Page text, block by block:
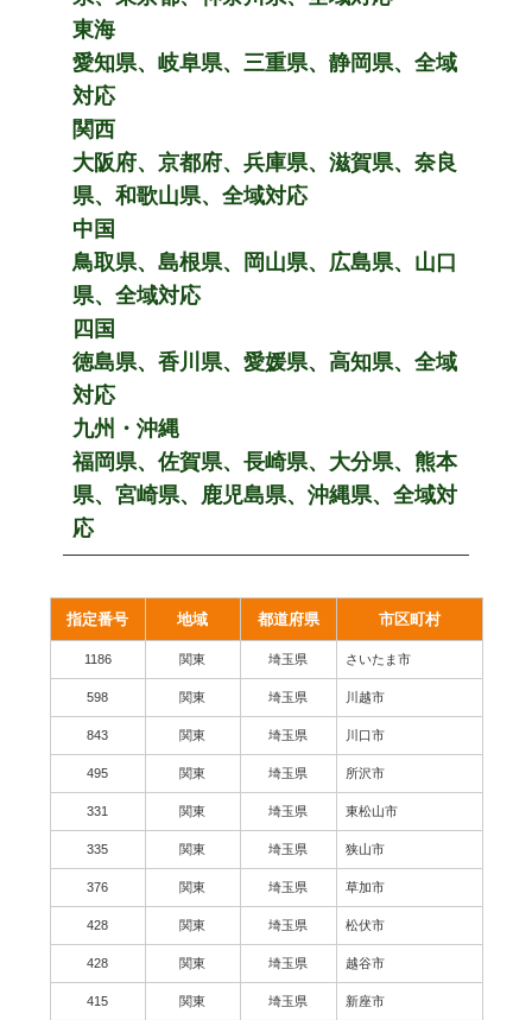
東海
愛知県、岐阜県、三重県、静岡県、全域
対応
関西
大阪府、京都府、兵庫県、滋賀県、奈良
県、和歌山県、全域対応
中国
鳥取県、島根県、岡山県、広島県、山口
県、全域対応
四国
徳島県、香川県、愛媛県、高知県、全域
対応
九州・沖縄
福岡県、佐賀県、長崎県、大分県、熊本
県、宮崎県、鹿児島県、沖縄県、全域対
応
指定番号 地域 都道府県 市区町村
1186 関東 埼玉県 さいたま市
598 関東 埼玉県 川越市
843 関東 埼玉県 川口市
495 関東 埼玉県 所沢市
331 関東 埼玉県 東松山市
335 関東 埼玉県 狭山市
376 関東 埼玉県 草加市
428 関東 埼玉県 松伏市
428 関東 埼玉県 越谷市
415 関東 埼玉県 新座市